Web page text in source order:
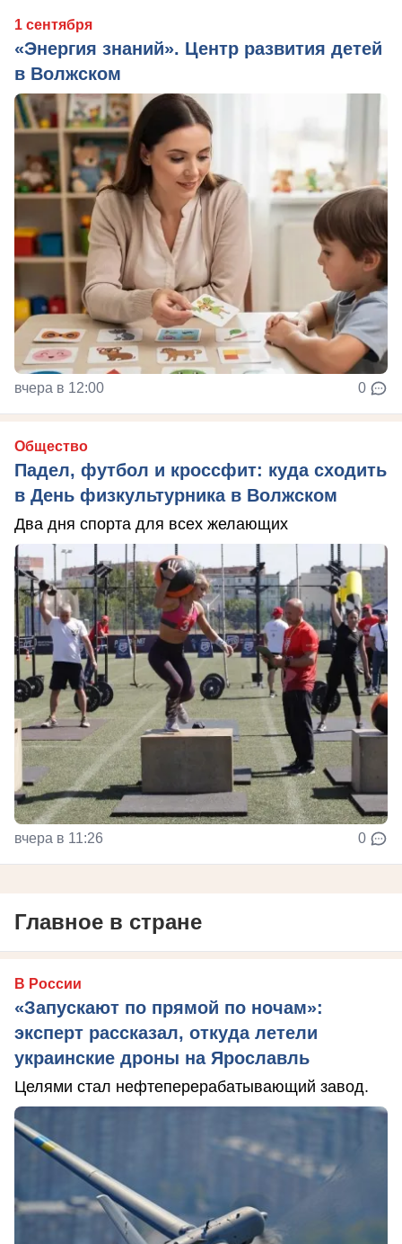
1 сентября
«Энергия знаний». Центр развития детей
в Волжском
вчера в 12:00 0
Общество
Падел, футбол и кроссфит: куда сходить
в День физкультурника в Волжском
Два дня спорта для всех желающих
вчера в 11:26 0
Главное в стране
В России
«Запускают по прямой по ночам»:
эксперт рассказал, откуда летели
украинские дроны на Ярославль
Целями стал нефтеперерабатывающий завод.